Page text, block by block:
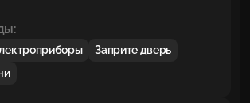
Заприте дверь